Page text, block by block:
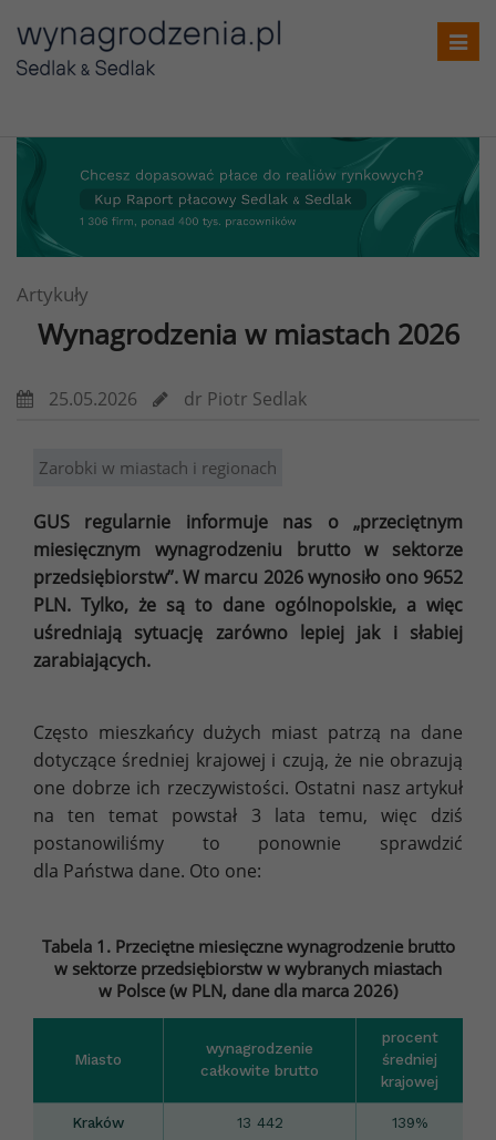
Artykuły
Wynagrodzenia w miastach 2026
25.05.2026 dr Piotr Sedlak
Zarobki w miastach i regionach
GUS regularnie informuje nas o „przeciętnym
miesięcznym wynagrodzeniu brutto w sektorze
przedsiębiorstw”. W marcu 2026 wynosiło ono 9652
PLN. Tylko, że są to dane ogólnopolskie, a więc
uśredniają sytuację zarówno lepiej jak i słabiej
zarabiających.
Często mieszkańcy dużych miast patrzą na dane
dotyczące średniej krajowej i czują, że nie obrazują
one dobrze ich rzeczywistości. Ostatni nasz artykuł
na ten temat powstał 3 lata temu, więc dziś
postanowiliśmy to ponownie sprawdzić
dla Państwa dane. Oto one:
Tabela 1. Przeciętne miesięczne wynagrodzenie brutto
w sektorze przedsiębiorstw w wybranych miastach
w Polsce (w PLN, dane dla marca 2026)
Miasto
wynagrodzenie
całkowite brutto
procent
średniej
krajowej
Kraków 13 442 139%